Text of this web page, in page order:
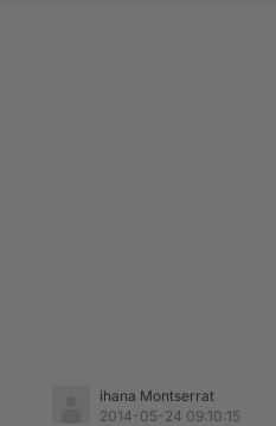
ihana Montserrat
2014-05-24 09:10:15